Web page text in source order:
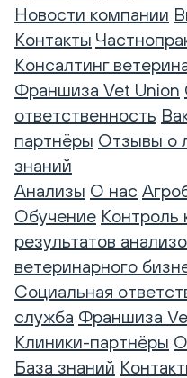
Новости компании
Контакты
Консалтинг
Франшиза Vet Union
ответственность
партнёры Отзывы о
знаний
Анализы О нас
Обучение Контроль
результатов
ветеринарного
Социальная
служба Франшиза
Клиники-партнёры
База знаний